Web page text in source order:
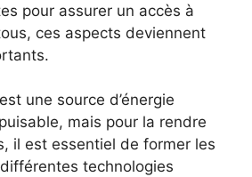
pour⁤ assurer un accès à
ces aspects deviennent
une ⁢source d’énergie
mais ⁢pour la rendre
il est essentiel de former les
technologies